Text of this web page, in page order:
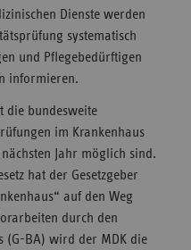
Dienste werden
systematisch
und Pflegebedürftigen
informieren.
die bundesweite
im Krankenhaus
Jahr möglich sind.
hat der Gesetzgeber
auf den Weg
durch den
(G-BA) wird der MDK die